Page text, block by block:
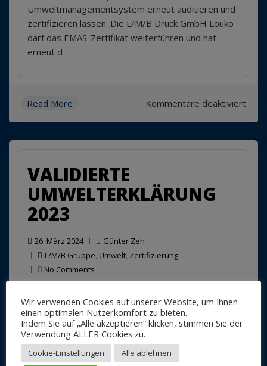
Umweltmanagementsystem erneut auditieren und
zertifizieren lassen. Die L/M/B Druck GmbH Louko
darf das EMAS-Zertifikat weiterführen und hat
erneut d
Read More Kommentare deaktiviertfür
VALIDIERTE
UMWELTERKLÄRUNG
2023
26. März 2024
Günter Zeh
L/M/B Gruppe, Umwelt, Zertifizierung
No Comments
unserem Unternehmen unterwegs, um unsere
Umweltleistung und deren kontinuierliche
Verbesserung ausführlich zu überprüfen. Alle
Parameter wurden positiv bewertet, so dass
Wir verwenden Cookies auf unserer Website, um Ihnen
einen optimalen Nutzerkomfort zu bieten.
Indem Sie auf „Alle akzeptieren“ klicken, stimmen Sie der
Verwendung ALLER Cookies zu.
Cookie-Einstellungen
Alle ablehnen